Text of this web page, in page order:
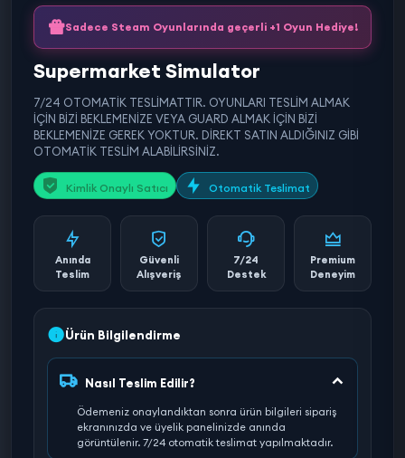
Sadece Steam Oyunlarında geçerli +1 Oyun Hediye!
Supermarket Simulator
7/24 OTOMATİK TESLİMATTIR. OYUNLARI TESLİM ALMAK
İÇİN BİZİ BEKLEMENİZE VEYA GUARD ALMAK İÇİN BİZİ
BEKLEMENİZE GEREK YOKTUR. DİREKT SATIN ALDIĞINIZ GİBİ
OTOMATİK TESLİM ALABİLİRSİNİZ.
Kimlik Onaylı Satıcı Otomatik Teslimat
Anında
Teslim
Güvenli
Alışveriş
7/24
Destek
Premium
Deneyim
Ürün Bilgilendirme
Nasıl Teslim Edilir?
Ödemeniz onaylandıktan sonra ürün bilgileri sipariş
ekranınızda ve üyelik panelinizde anında
görüntülenir. 7/24 otomatik teslimat yapılmaktadır.